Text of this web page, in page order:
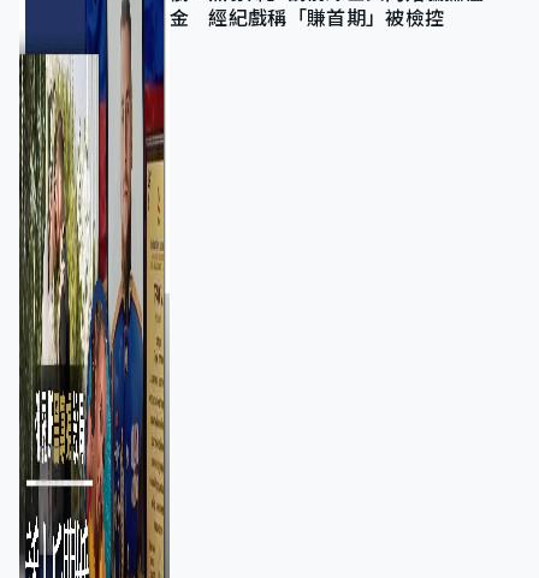
金 經紀戲稱「賺首期」被檢控